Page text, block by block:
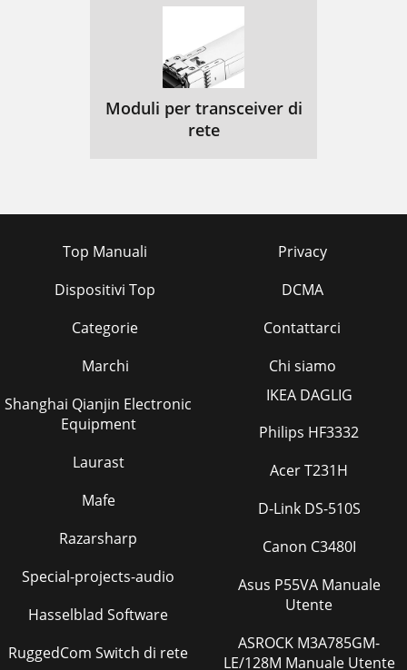
Moduli per transceiver di
rete
Top Manuali
Dispositivi Top
Categorie
Marchi
Privacy
DCMA
Contattarci
Chi siamo
Shanghai Qianjin Electronic
Equipment
Laurast
Mafe
Razarsharp
Special-projects-audio
Hasselblad Software
RuggedCom Switch di rete
IKEA DAGLIG
Philips HF3332
Acer T231H
D-Link DS-510S
Canon C3480I
Asus P55VA Manuale
Utente
ASROCK M3A785GM-
LE/128M Manuale Utente